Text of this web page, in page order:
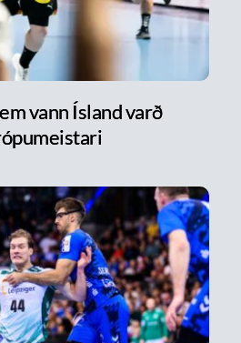
vann Ísland varð